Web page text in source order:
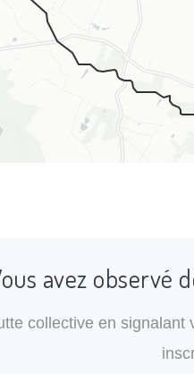
avez observé
collective en